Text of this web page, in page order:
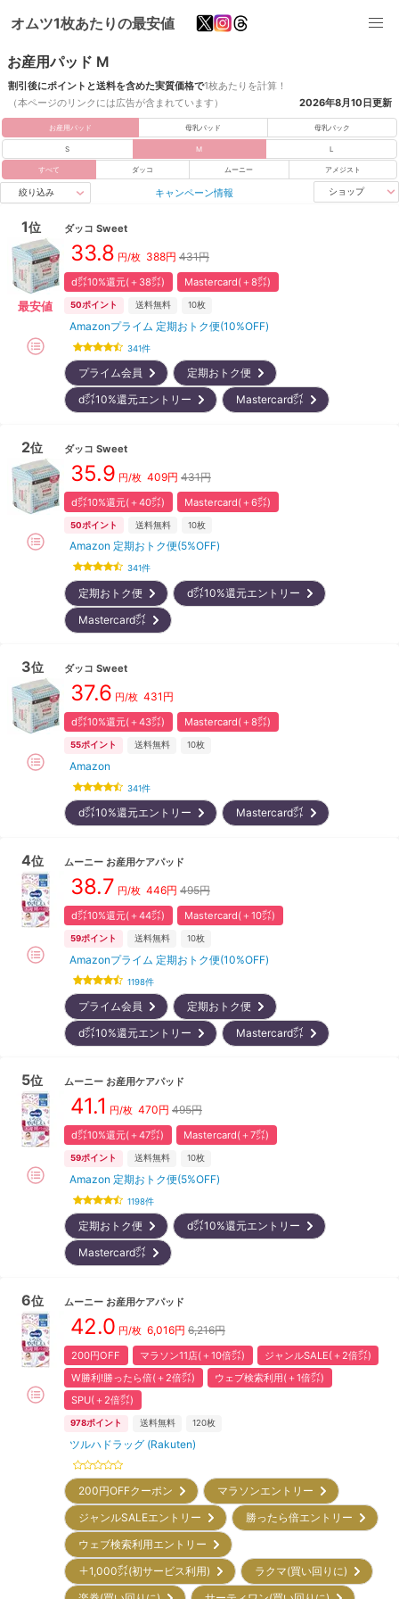
オムツ1枚あたりの最安値
お産用パッド M
割引後にポイントと送料を含めた実質価格で1枚あたりを計算！
（本ページのリンクには広告が含まれています）
2026年8月10日更新
お産用パッド 母乳パッド 母乳パック
S M L
すべて ダッコ ムーニー アメジスト
絞り込み キャンペーン情報 ショップ
1位
最安値
ダッコ Sweet
33.8 円/枚 388円 431円
d㌽10%還元(＋38㌽) Mastercard(＋8㌽)
50ポイント 送料無料 10枚
Amazonプライム 定期おトク便(10%OFF)
341件
プライム会員
定期おトク便
d㌽10%還元エントリー
Mastercard㌽
2位 ダッコ Sweet
35.9 円/枚 409円 431円
d㌽10%還元(＋40㌽) Mastercard(＋6㌽)
50ポイント 送料無料 10枚
Amazon 定期おトク便(5%OFF)
341件
定期おトク便
d㌽10%還元エントリー
Mastercard㌽
3位 ダッコ Sweet
37.6 円/枚 431 円
d㌽10%還元(＋43㌽) Mastercard(＋8㌽)
55ポイント 送料無料 10枚
Amazon
341件
d㌽10%還元エントリー Mastercard㌽
4位 ムーニー お産用ケアパッド
38.7 円/枚 446円 495円
d㌽10%還元(＋44㌽) Mastercard(＋10㌽)
59ポイント 送料無料 10枚
Amazonプライム 定期おトク便(10%OFF)
1198件
プライム会員
定期おトク便
d㌽10%還元エントリー
Mastercard㌽
5位 ムーニー お産用ケアパッド
41.1 円/枚 470円 495円
d㌽10%還元(＋47㌽) Mastercard(＋7㌽)
59ポイント 送料無料 10枚
Amazon 定期おトク便(5%OFF)
1198件
定期おトク便
d㌽10%還元エントリー
Mastercard㌽
6位 ムーニー お産用ケアパッド
42.0 円/枚 6,016円 6,216円
200円OFF マラソン11店(＋10倍㌽)
ジャンルSALE(＋2倍㌽)
W勝利!勝ったら倍(＋2倍㌽)
ウェブ検索利用(＋1倍㌽)
SPU(＋2倍㌽)
978ポイント 送料無料 120枚
ツルハドラッグ (Rakuten)
200円OFFクーポン
マラソンエントリー
ジャンルSALEエントリー
勝ったら倍エントリー
ウェブ検索利用エントリー
＋1,000㌽(初サービス利用)
ラクマ(買い回りに)